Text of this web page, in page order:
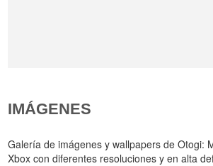
IMÁGENES
Galería de imágenes y wallpapers de Otogi:
Xbox con diferentes resoluciones y en alta